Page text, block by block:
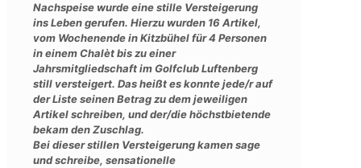
Nachspeise wurde eine stille Versteigerung
ins Leben gerufen. Hierzu wurden 16 Artikel,
vom Wochenende in Kitzbühel für 4 Personen
in einem Chalèt bis zu einer
Jahrsmitgliedschaft im Golfclub Luftenberg
still versteigert. Das heißt es konnte jede/r auf
der Liste seinen Betrag zu dem jeweiligen
Artikel schreiben, und der/die höchstbietende
bekam den Zuschlag.
Bei dieser stillen Versteigerung kamen sage
und schreibe, sensationelle